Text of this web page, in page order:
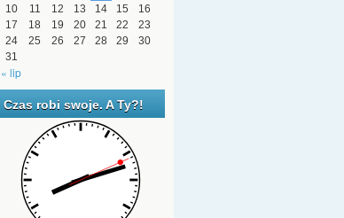
10
11 12 13 14 15
16
17
18 19 20 21 22
23
24
25 26 27 28 29
30
31
« lip
Czas robi swoje. A Ty?!